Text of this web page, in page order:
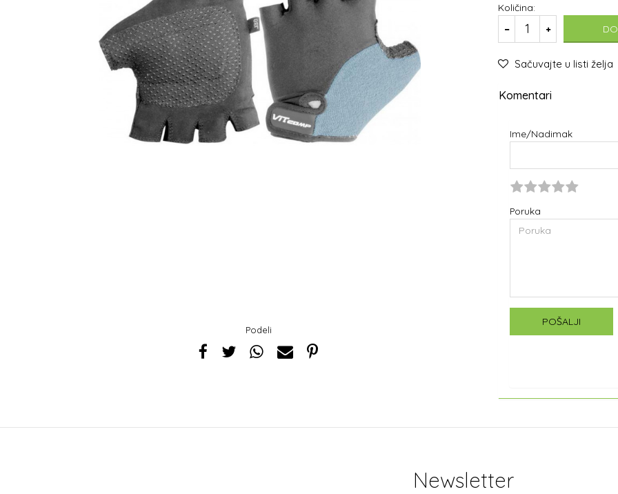
Podeli
Količina:
Sačuvajte u listi želja
Komentari
Ime/Nadimak
Poruka
POŠALJI
Newsletter